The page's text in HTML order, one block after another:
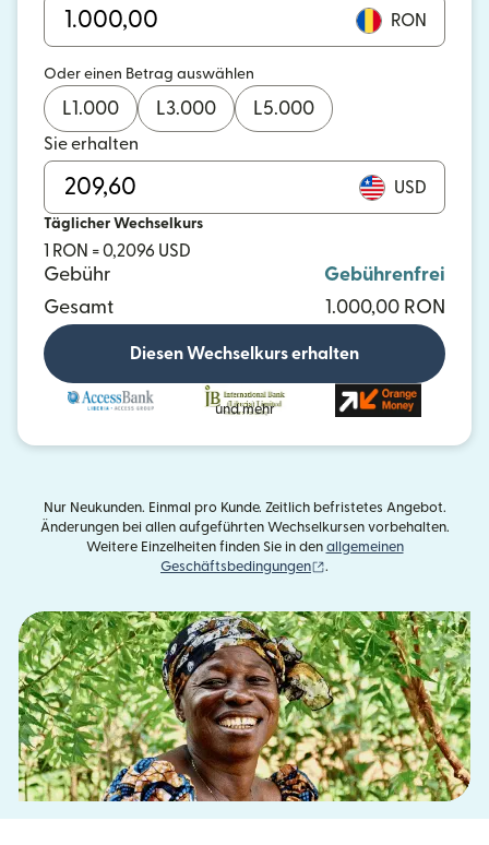
RON
Oder einen Betrag auswählen
L1.000 L3.000 L5.000
Sie erhalten
USD
Täglicher Wechselkurs
1 RON = 0,2096 USD
Gebühr
Gebührenfrei
Gesamt
1.000,00 RON
Diesen Wechselkurs erhalten
und mehr
Nur Neukunden. Einmal pro Kunde. Zeitlich befristetes Angebot.
Änderungen bei allen aufgeführten Wechselkursen vorbehalten.
Weitere Einzelheiten finden Sie in den allgemeinen
Geschäftsbedingungen
.